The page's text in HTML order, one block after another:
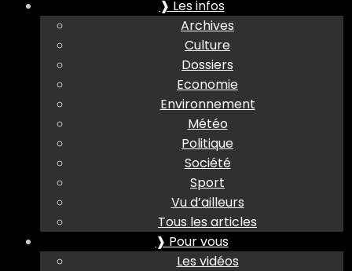
❱ Les infos
Archives
Culture
Dossiers
Economie
Environnement
Météo
Politique
Société
Sport
Vu d’ailleurs
Tous les articles
❱ Pour vous
Les vidéos